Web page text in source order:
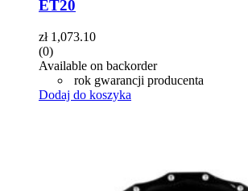
ET20
zł1,073.10
(0)
Available on backorder
rok gwarancji producenta
Dodaj do koszyka